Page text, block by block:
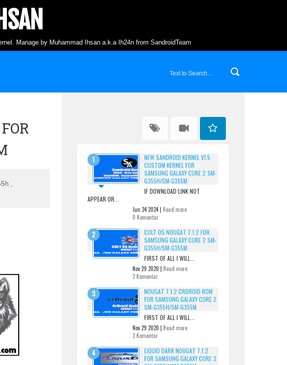
Manage by Muhammad Ihsan a.k.a Ih24n from SandroidTeam
NEW SANDROID KERNEL V1.5
CUSTOM KERNEL FOR
SAMSUNG GALAXY CORE 2 SM-
G355H/SM-G355M
IF DOWNLOAD LINK NOT
APPEAR OR...
Jun 24 2024 | Read more
0 Komentar
COLT OS NOUGAT 7.1.2 FOR
SAMSUNG GALAXY CORE 2 SM-
G355H/SM-G355M
FIRST OF ALL I WILL...
Nov 29 2020 | Read more
2 Komentar
NOUGAT 7.1.2 CRDROID ROM
FOR SAMSUNG GALAXY CORE 2
SM-G355H/SM-G355M
FIRST OF ALL I WILL...
Nov 29 2020 | Read more
3 Komentar
LIQUID DARK NOUGAT 7.1.2
FOR SAMSUNG GALAXY CORE 2